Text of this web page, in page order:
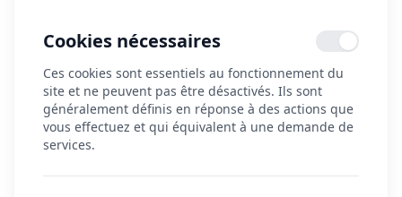
gamme pour une mobilité inclusive
Hase Bikes, entreprise allemande de renommée
internationale, est spécialisée dans lestricycles sportifs et
vélos adaptésdestinés aux personnes en situation de
handicap, aux seniors et à tous ceux qui rencontrent des
Cookies nécessaires
Ces cookies sont essentiels au fonctionnement du
site et ne peuvent pas être désactivés. Ils sont
généralement définis en réponse à des actions que
vous effectuez et qui équivalent à une demande de
services.